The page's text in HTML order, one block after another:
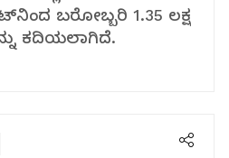
ಬರೋಬ್ಬರಿ 1.35 ಲಕ್ಷ
ಕದಿಯಲಾಗಿದೆ.